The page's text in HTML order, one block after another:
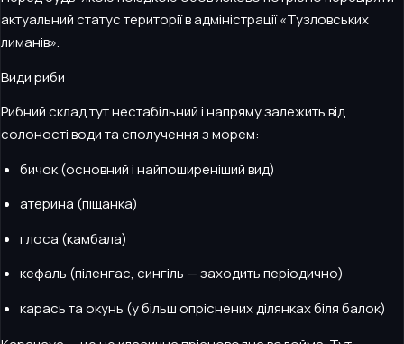
актуальний статус території в адміністрації «Тузловських
лиманів».
Види риби
Рибний склад тут нестабільний і напряму залежить від
солоності води та сполучення з морем:
бичок (основний і найпоширеніший вид)
атерина (піщанка)
глоса (камбала)
кефаль (піленгас, сингіль — заходить періодично)
карась та окунь (у більш опріснених ділянках біля балок)